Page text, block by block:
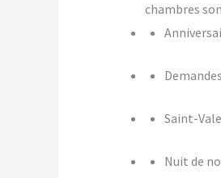
chambres
Saint-
Nuit de